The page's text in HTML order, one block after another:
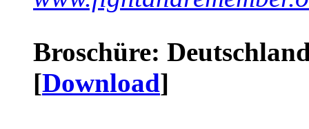
Broschüre:
[Download]